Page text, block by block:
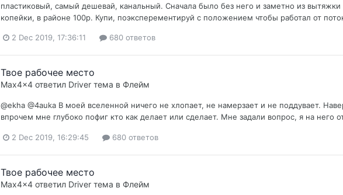
пластиковый, самый дешевай, канальный. Сначала было без него и заметно из
копейки, в районе 100р. Купи, поэксперементируй с положением чтобы работал от
2 Dec 2019, 17:36:11 680 ответов
Твое рабочее место
Max4x4 ответил Driver тема в Флейм
@ekha @4auka В моей вселенной ничего не хлопает, не намерзает и не поддувает.
впрочем мне глубоко пофиг кто как делает или сделает. Мне задали вопрос, я на него
2 Dec 2019, 16:29:45 680 ответов
Твое рабочее место
Max4x4 ответил Driver тема в Флейм